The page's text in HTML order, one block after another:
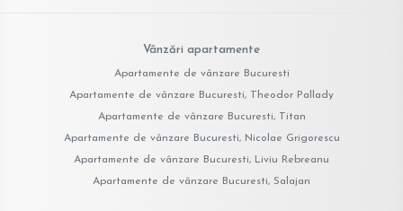
Vânzări apartamente
Apartamente de vânzare Bucuresti
Apartamente de vânzare Bucuresti, Theodor Pallady
Apartamente de vânzare Bucuresti, Titan
Apartamente de vânzare Bucuresti, Nicolae Grigorescu
Apartamente de vânzare Bucuresti, Liviu Rebreanu
Apartamente de vânzare Bucuresti, Salajan